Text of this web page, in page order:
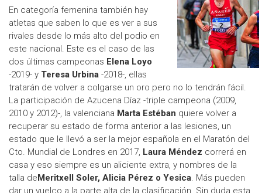
En categoría femenina también hay
atletas que saben lo que es ver a sus
rivales desde lo más alto del podio en
este nacional. Este es el caso de las
dos últimas campeonas Elena Loyo
-2019- y Teresa Urbina -2018-, ellas
tratarán de volver a colgarse un oro pero no lo tendrán fácil.
La participación de Azucena Díaz -triple campeona (2009,
2010 y 2012)-, la valenciana Marta Estéban quiere volver a
recuperar su estado de forma anterior a las lesiones, un
estado que le llevó a ser la mejor española en el Maratón del
Cto. Mundial de Londres en 2017, Laura Méndez correrá en
casa y eso siempre es un aliciente extra, y nombres de la
talla deMeritxell Soler, Alicia Pérez o Yesica. Más pueden
dar un vuelco a la parte alta de la clasificación. Sin duda esta